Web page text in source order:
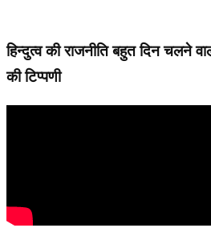
हिन्दुत्व की राजनीति बहुत दिन चलने
की टिप्पणी